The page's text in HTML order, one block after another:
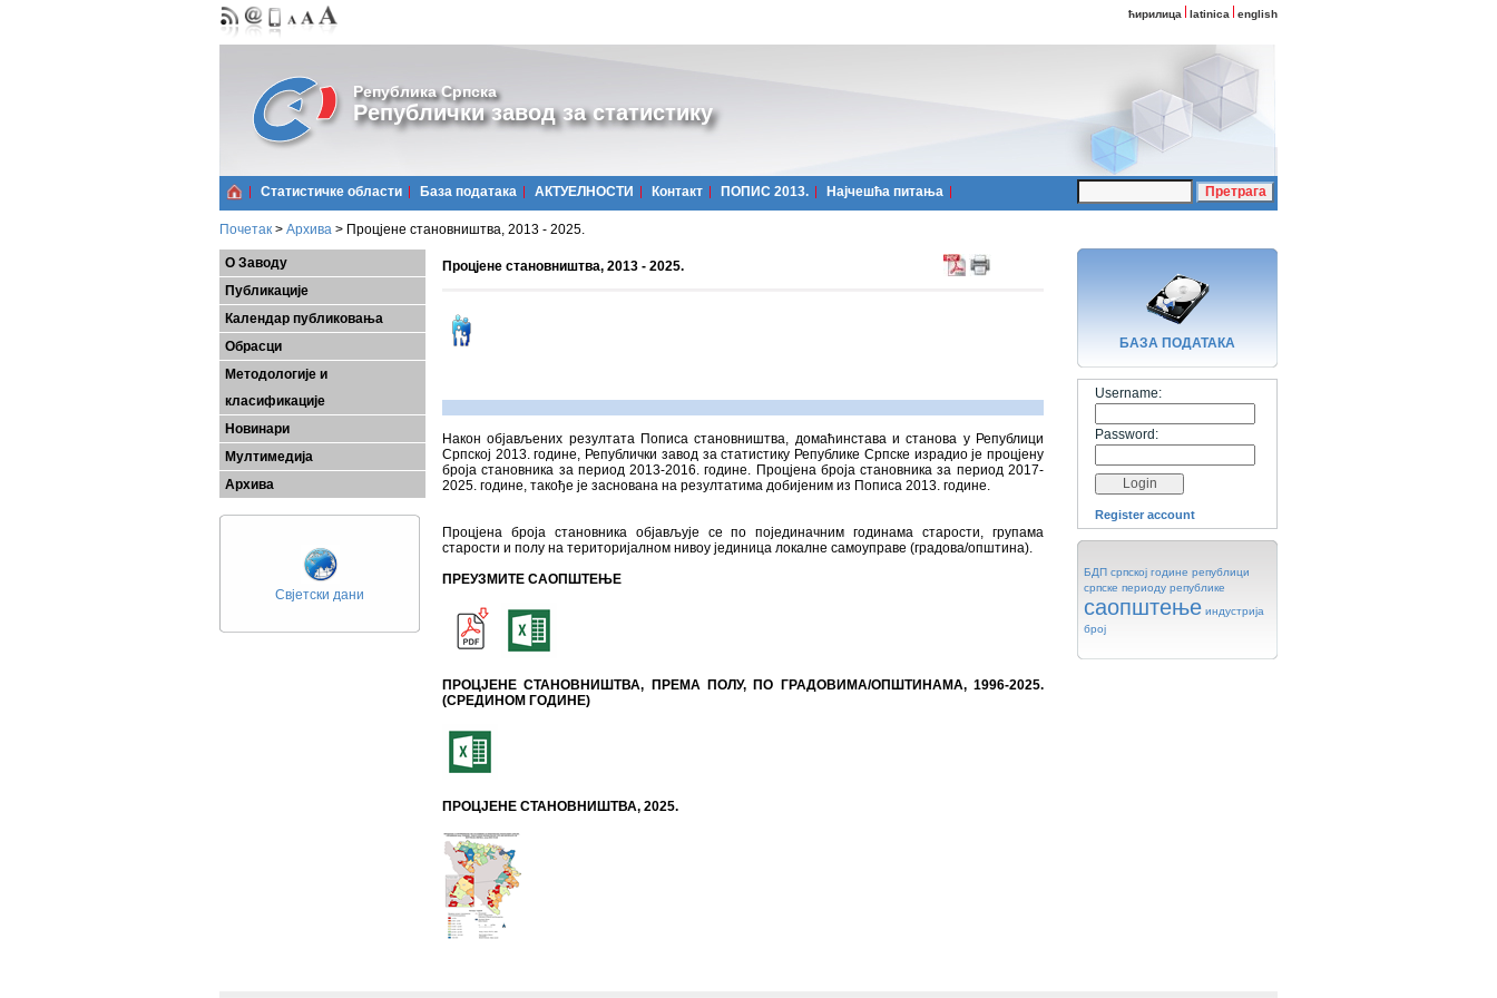
ћирилица latinica english
Република Српска
Републички завод за статистику
Статистичке области Базa података АКТУЕЛНОСТИ Контакт ПОПИС 2013. Најчешћa питања
Почетак > Архива > Процјене становништва, 2013 - 2025.
О Заводу
Публикације
Календар публиковања
Обрасци
Методологије и
класификације
Новинари
Мултимедија
Архива
Свјетски дани
Процјене становништва, 2013 - 2025.
Након објављених резултата Пописа становништва, домаћинстава и станова у Републици
Српској 2013. године, Републички завод за статистику Републике Српске израдио је процјену
броја становника за период 2013-2016. године. Процјена броја становника за период 2017-
2025. године, такође је заснована на резултатима добијеним из Пописа 2013. године.
Процјена броја становника објављује се по појединачним годинама старости, групама
старости и полу на територијалном нивоу јединица локалне самоуправе (градова/општина).
ПРЕУЗМИТЕ САОПШТЕЊЕ
ПРОЦЈЕНЕ СТАНОВНИШТВА, ПРЕМА ПОЛУ, ПО ГРАДОВИМА/ОПШТИНАМА, 1996-2025.
(СРЕДИНОМ ГОДИНЕ)
ПРОЦЈЕНЕ СТАНОВНИШТВА, 2025.
БАЗA ПОДАТАКА
Username:
Password:
Register account
БДП српској године републици
српске периоду републике
саопштење индустрија
број